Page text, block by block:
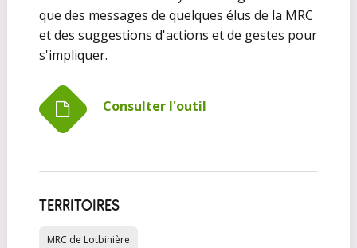
que des messages de quelques élus de la MRC
et des suggestions d'actions et de gestes pour
s'impliquer.
Consulter l'outil
TERRITOIRES
MRC de Lotbinière